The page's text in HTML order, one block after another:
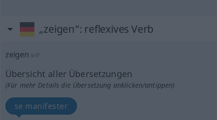
„zeigen“: reflexives Verb
zeigen v/r
Übersicht aller Übersetzungen
(Für mehr Details die Übersetzung anklicken/antippen)
se manifester